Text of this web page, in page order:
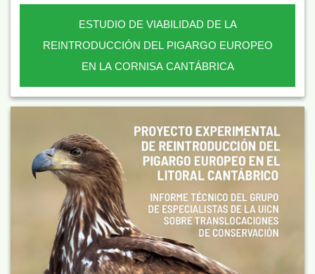
ESTUDIO DE VIABILIDAD DE LA
REINTRODUCCIÓN DEL PIGARGO EUROPEO
EN LA CORNISA CANTÁBRICA